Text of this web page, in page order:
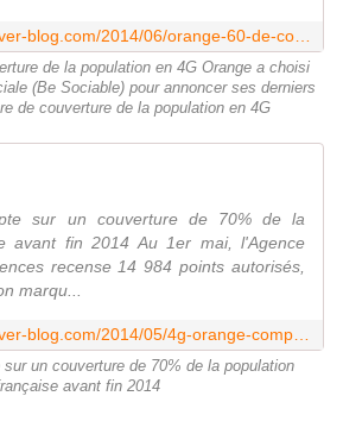
de la population en 4G Orange a choisi
(Be Sociable) pour annoncer ses derniers
de couverture de la population en 4G
sur un couverture de 70% de la
avant fin 2014 Au 1er mai, l'Agence
recense 14 984 points autorisés,
marqu...
un couverture de 70% de la population
avant fin 2014